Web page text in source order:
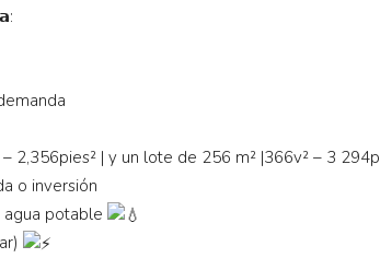
2,356pies² | y un lote de 256 m² |366v² – 3
o inversión
agua potable